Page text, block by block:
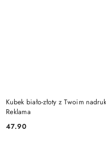
Kubek biało-złoty z Twoim
Reklama
Cena:
47.90